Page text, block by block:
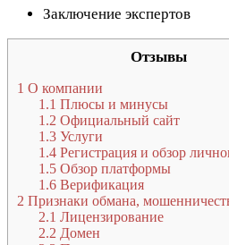
Заключение экспертов
Отзывы
1 О компании
1.1 Плюсы и минусы
1.2 Официальный сайт
1.3 Услуги
1.4 Регистрация и обзор
1.5 Обзор платформы
1.6 Верификация
2 Признаки обмана,
2.1 Лицензирование
2.2 Домен